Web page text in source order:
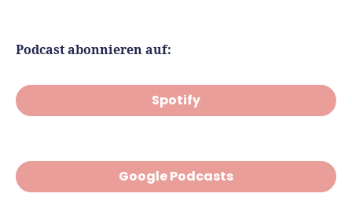
Podcast abonnieren auf:
Spotify
Google Podcasts